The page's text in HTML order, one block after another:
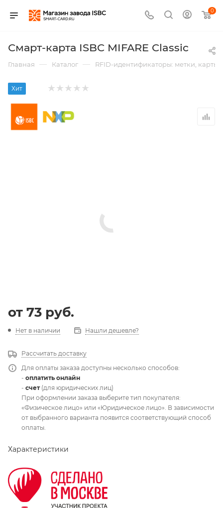
0
Смарт-карта ISBC MIFARE Classic
Главная — Каталог — RFID-идентификаторы: метки,
Хит
от 73 руб.
Нет в наличии Нашли дешевле?
Рассчитать доставку
Для оплаты заказа доступны несколько способов:
- оплатить онлайн
- счет(для юридических лиц)
При оформлении заказа выберите тип покупателя:
«Физическое лицо» или «Юридическое лицо». В зависимости
от выбранного варианта появится соответствующий способ
оплаты.
Характеристики